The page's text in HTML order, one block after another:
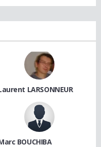
LARSONNEUR
BOUCHIBA